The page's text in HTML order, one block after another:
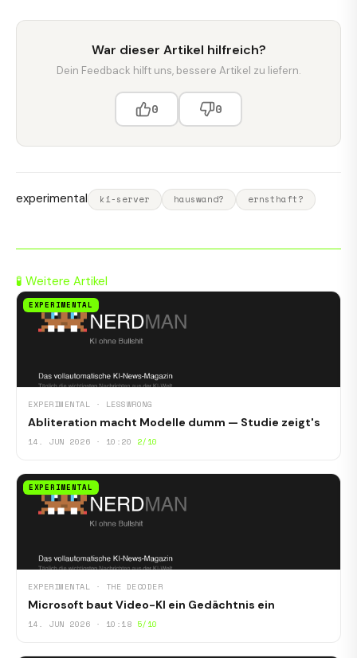
War dieser Artikel hilfreich?
Dein Feedback hilft uns, bessere Artikel zu liefern.
0 0
experimental ki-server hauswand? ernsthaft?
🧪 Weitere Artikel
EXPERIMENTAL
EXPERIMENTAL · LESSWRONG
Abliteration macht Modelle dumm — Studie zeigt's
14. JUN 2026 · 10:20 2/10
EXPERIMENTAL
EXPERIMENTAL · THE DECODER
Microsoft baut Video-KI ein Gedächtnis ein
14. JUN 2026 · 10:18 5/10